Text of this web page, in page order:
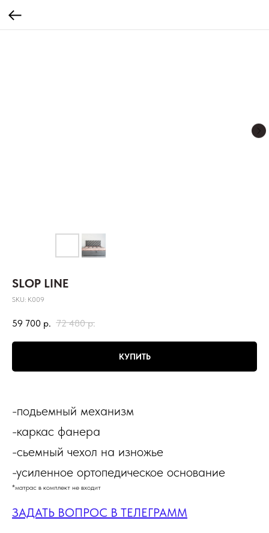
SLOP LINE
SKU: К009
59 700 р. 72 480 р.
КУПИТЬ
-подьемный механизм
-каркас фанера
-сьемный чехол на изножье
-усиленное ортопедическое основание
*матрас в комплект не входит
ЗАДАТЬ ВОПРОС В ТЕЛЕГРАММ